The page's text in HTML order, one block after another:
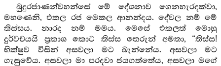
බුදුරජාණන්වහන්සේ මේ දේශනාව ගෙනහැරදක්වා,
මහණෙනි, එකල රජ මෙකල ආනන්දය. දේවල නම් මේ
තිස්සය. නාරද නම් මමය. මෙසේ එකලත් මොහු
දුර්වචයයි ප්‍රකාශ කොට තිස්ස තෙරුන් අමතා, “තිස්ස!
භික්ෂුව විසින් අසවලා මට බැන්නේය. අසවලා මට
ගැසුවේය. අසවලා මා පරදවා ජයගත්තේය, අසවලා මගේ